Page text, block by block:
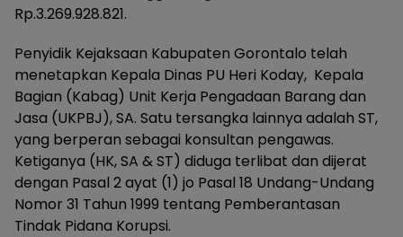
Rp.3.269.928.821.
Penyidik Kejaksaan Kabupaten Gorontalo telah
menetapkan Kepala Dinas PU Heri Koday, Kepala
Bagian (Kabag) Unit Kerja Pengadaan Barang dan
Jasa (UKPBJ), SA. Satu tersangka lainnya adalah ST,
yang berperan sebagai konsultan pengawas.
Ketiganya (HK, SA & ST) diduga terlibat dan dijerat
dengan Pasal 2 ayat (1) jo Pasal 18 Undang-Undang
Nomor 31 Tahun 1999 tentang Pemberantasan
Tindak Pidana Korupsi.